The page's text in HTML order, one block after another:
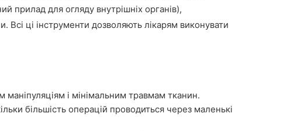
прилад для огляду внутрішніх органів),
ці інструменти дозволяють лікарям виконувати
і мінімальним травмам тканин.
більшість операцій проводиться через маленькі